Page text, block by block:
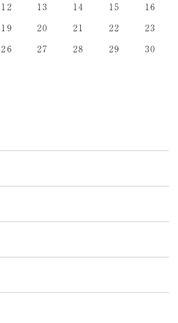
12 13 14 15
16
19 20 21 22
23
26 27 28 29
30